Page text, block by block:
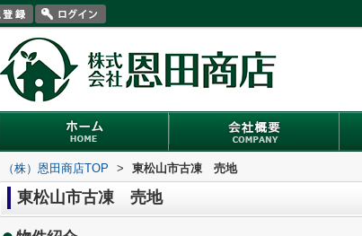
（株）恩田商店TOP > 東松山市古凍 売地
東松山市古凍 売地